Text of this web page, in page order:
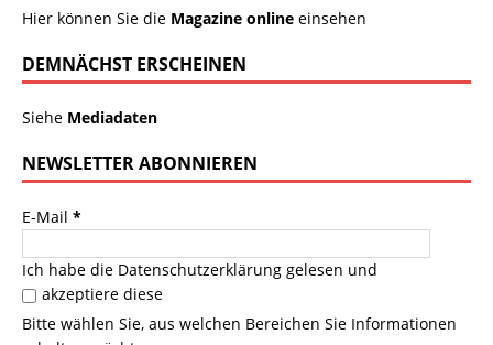
Hier können Sie die Magazine online einsehen
DEMNÄCHST ERSCHEINEN
Siehe Mediadaten
NEWSLETTER ABONNIEREN
E-Mail *
Ich habe die Datenschutzerklärung gelesen und
akzeptiere diese
Bitte wählen Sie, aus welchen Bereichen Sie Informationen